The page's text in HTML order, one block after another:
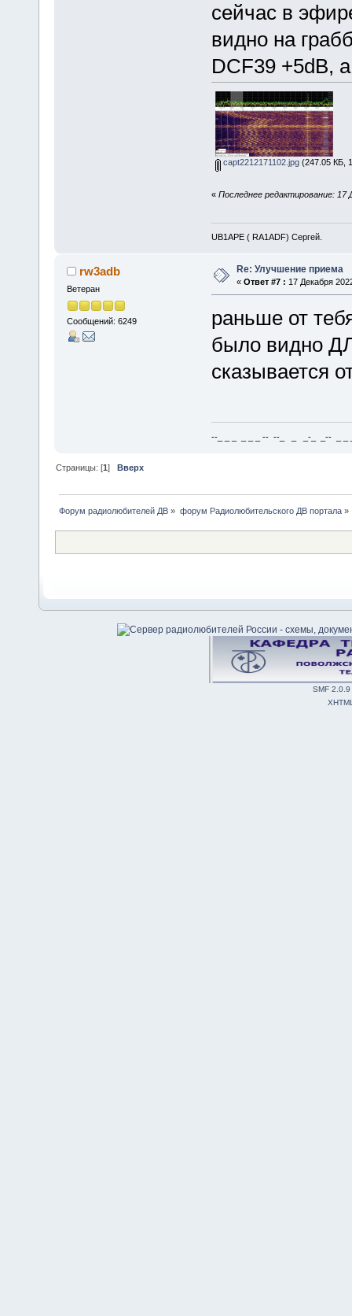
сейчас в
видно на
DCF39 +5dB,
capt2212171102.jpg(247.05 КБ,
« Последнее редактирование: 17
UB1APE ( RA1ADF) Сергей.
rw3adb
Ветеран
Сообщений: 6249
Re: Улучшение приема
« Ответ #7 : 17 Декабря
раньше от
было видно
сказывается
--_ _ _ _ _ _ -- --_ _ _-_ _-- _ _
Страницы: [1]Вверх
Форум радиолюбителей ДВ » форум Радиолюбительского ДВ портала»
SMF 2.0.9